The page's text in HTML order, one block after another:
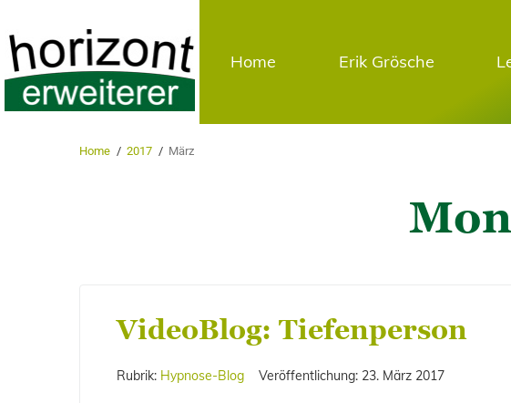
Home Erik Grösche
Home / 2017 / März
VideoBlog: Tiefenperson
Rubrik: Hypnose-Blog Veröffentlichung: 23. März 2017